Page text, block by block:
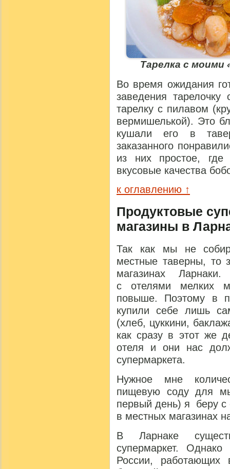
Тарелка с моими
Во время ожидания
заведения
тарелку с пилавом
вермишелькой). Это
кушали его в
заказанного
из них простое,
вкусовые качества
к оглавлению ↑
Продуктовые
магазины в
Так как мы не
местные таверны, то
магазинах
с отелями мелких
повыше. Поэтому в
купили себе лишь
(хлеб, цуккини,
как сразу в этот же
отеля и они нас
супермаркета.
Нужное мне
пищевую соду для
первый день) я беру с
в местных магазинах
В Ларнаке
супермаркет.
России, работающих